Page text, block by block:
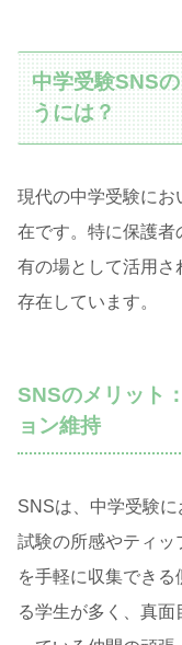
中学受験SNS
うには？
現代の中学受験に
在です。特に保護者
有の場として活用さ
存在しています。
SNSのメリット
ョン維持
SNSは、中学受験に
試験の所感やティッ
を手軽に収集でき
る学生が多く、真